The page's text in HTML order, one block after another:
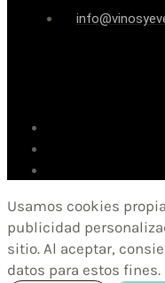
Usamos cookies
publicidad
sitio. Al aceptar,
datos para estos fines.